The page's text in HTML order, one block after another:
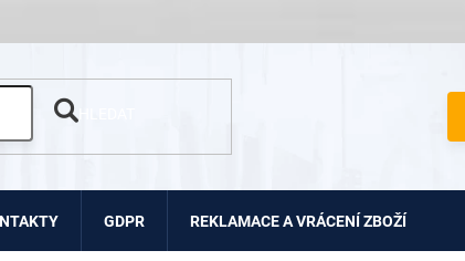
GDPR REKLAMACE A VRÁCENÍ ZBOŽÍ